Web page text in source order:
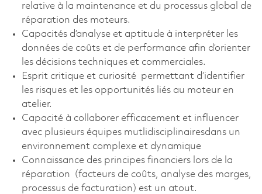
relative à la maintenance et du processus global de
réparation des moteurs.
Capacités d’analyse et aptitude à interpréter les
données de coûts et de performance afin d’orienter
les décisions techniques et commerciales.
Esprit critique et curiosité permettant d’identifier
les risques et les opportunités liés au moteur en
atelier.
Capacité à collaborer efficacement et influencer
avec plusieurs équipes mutlidisciplinairesdans un
environnement complexe et dynamique
Connaissance des principes financiers lors de la
réparation (facteurs de coûts, analyse des marges,
processus de facturation) est un atout.